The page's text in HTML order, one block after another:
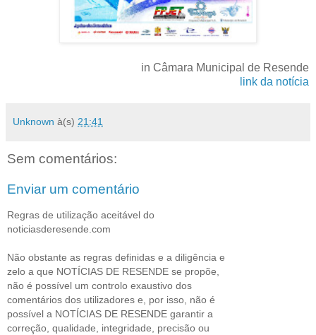
in Câmara Municipal de Resende
link da notícia
Unknown à(s) 21:41
Sem comentários:
Enviar um comentário
Regras de utilização aceitável do
noticiasderesende.com
Não obstante as regras definidas e a diligência e
zelo a que NOTÍCIAS DE RESENDE se propõe,
não é possível um controlo exaustivo dos
comentários dos utilizadores e, por isso, não é
possível a NOTÍCIAS DE RESENDE garantir a
correção, qualidade, integridade, precisão ou